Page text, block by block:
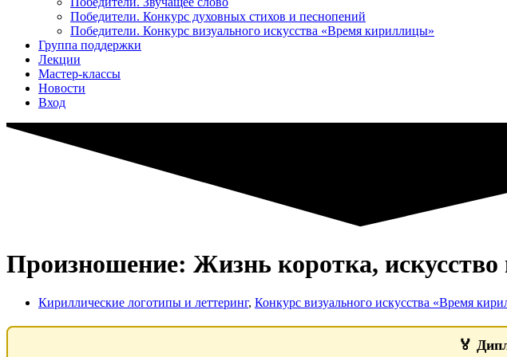
Победители. Конкурс духовных стихов и песнопений
Победители. Конкурс визуального искусства «Время кириллицы»
Группа поддержки
Лекции
Мастер-классы
Новости
Вход
Произношение: Жизнь коротка, искусство
Кириллические логотипы и леттеринг, Конкурс визуального искусства «Время
🏅